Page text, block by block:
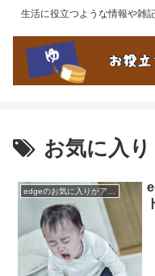
生活に役立つような情報や雑
お気に入り
edgeのお気に入りがアップデートで消えた。復元方法は？